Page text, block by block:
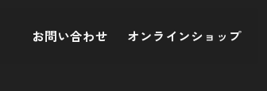
お問い合わせ オンラインショップ